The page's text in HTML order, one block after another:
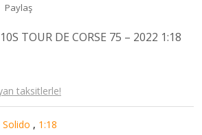
Paylaş
TOUR DE CORSE 75 – 2022 1:18
taksitlerle!
Solido , 1:18